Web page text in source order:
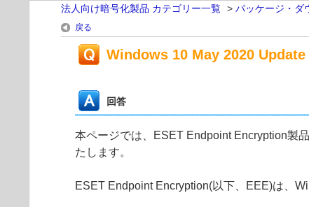
法人向け暗号化製品 カテゴリー一覧 > パッケージ・ダ
戻る
Windows 10 May 2020 Update
回答
本ページでは、ESET Endpoint Encryption製
たします。
ESET Endpoint Encryption(以下、EEE)は、